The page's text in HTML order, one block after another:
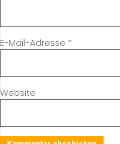
E-Mail-Adresse *
Website